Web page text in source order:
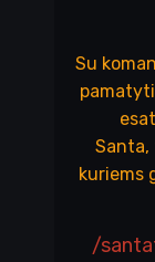
Su
Santa,
kuriems
/